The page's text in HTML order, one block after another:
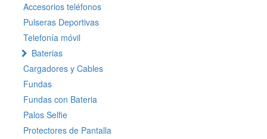
Accesorios teléfonos
Pulseras Deportivas
Telefonía móvil
Baterias
Cargadores y Cables
Fundas
Fundas con Bateria
Palos Selfie
Protectores de Pantalla